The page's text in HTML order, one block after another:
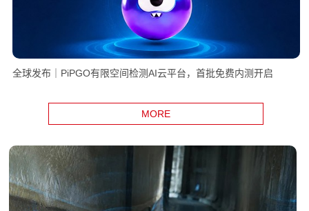
全球发布｜PiPGO有限空间检测AI云平台，首批免费内测开启
MORE